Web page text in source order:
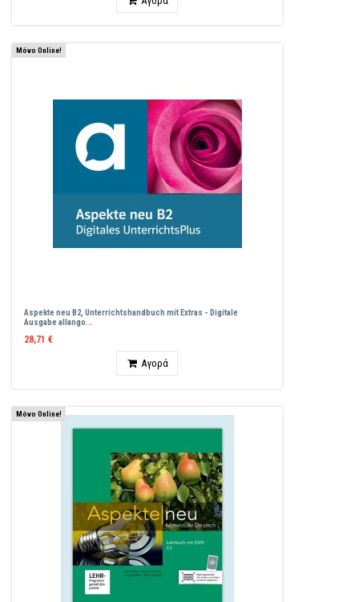
Μόνο Online!
Aspekte neu B2, Unterrichtshandbuch mit Extras - Digitale
Ausgabe allango...
28,71 €
Αγορά
Μόνο Online!